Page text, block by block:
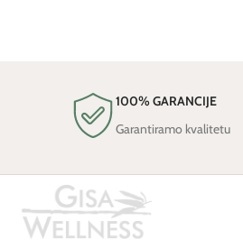
100% GARANCIJE
Garantiramo kvalitetu